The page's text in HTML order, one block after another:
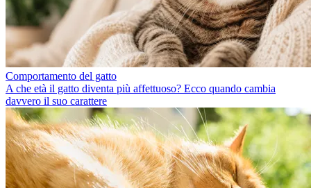
Comportamento del gatto
A che età il gatto diventa più affettuoso? Ecco quando cambia
davvero il suo carattere